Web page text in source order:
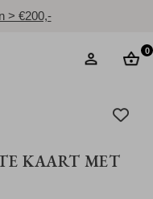
> €200,-
0
KAART MET